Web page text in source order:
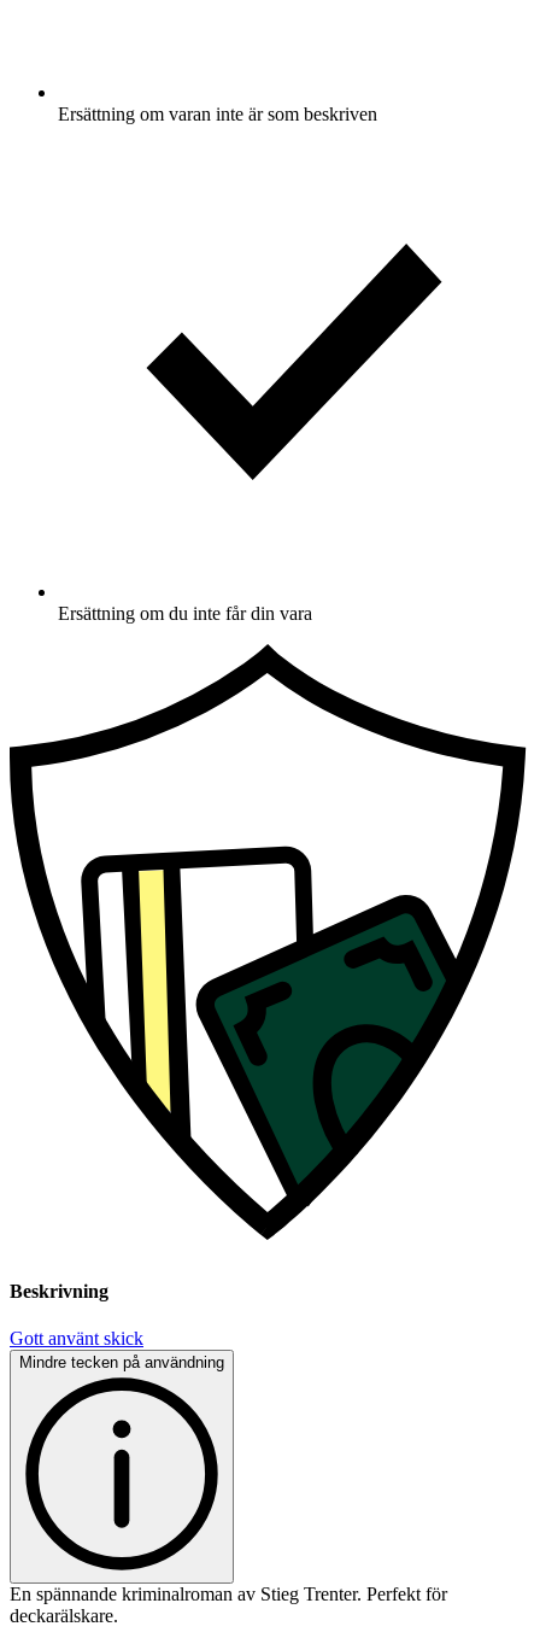
Ersättning om varan inte är som beskriven
Ersättning om du inte får din vara
Beskrivning
Gott använt skick
Mindre tecken på användning
En spännande kriminalroman av Stieg Trenter. Perfekt för
deckarälskare.